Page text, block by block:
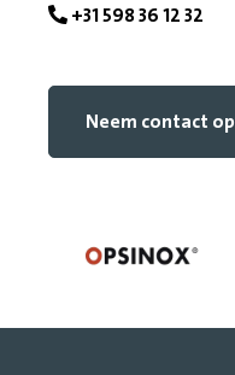
b
o
o
+31 598 36 12 32
Neem contact op